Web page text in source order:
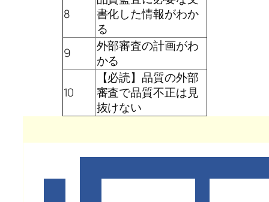
8
書化した情報がわか
る
9
外部審査の計画がわ
かる
10
【必読】品質の外部
審査で品質不正は見
抜けない